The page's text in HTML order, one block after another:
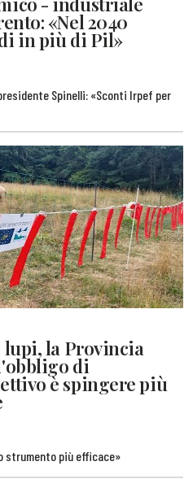
«Nel 2040
in più di Pil»
Spinelli: «Sconti Irpef per
lupi, la Provincia
di
è spingere più
strumento più efficace»